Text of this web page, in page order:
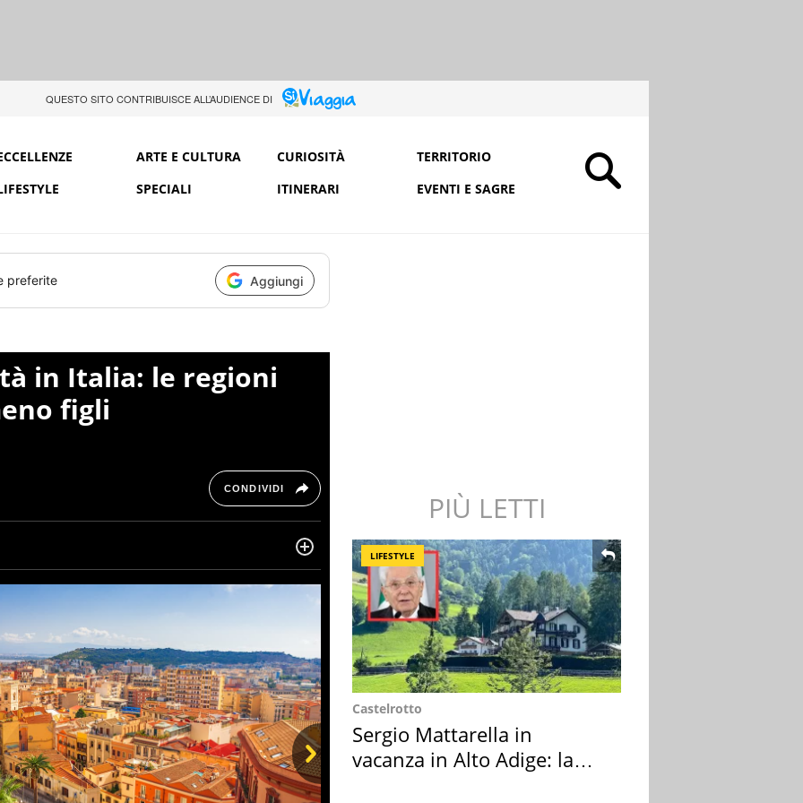
QUESTO SITO CONTRIBUISCE ALL’AUDIENCE DI
ARTE E CULTURA CURIOSITÀ
TERRITORIO
SPECIALI ITINERARI EVENTI E SAGRE
preferite Aggiungi
in Italia: le regioni
figli
CONDIVIDI
di belle storie e di viaggi, scrive da quando ne
le piace tenersi informata su ciò che accade
Next
PIÙ LETTI
LIFESTYLE
Castelrotto
Sergio Mattarella in
vacanza in Alto Adige: la